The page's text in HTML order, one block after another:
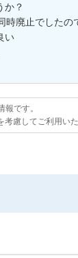
か？
廃止でしたの
い
です。
慮してご利用い